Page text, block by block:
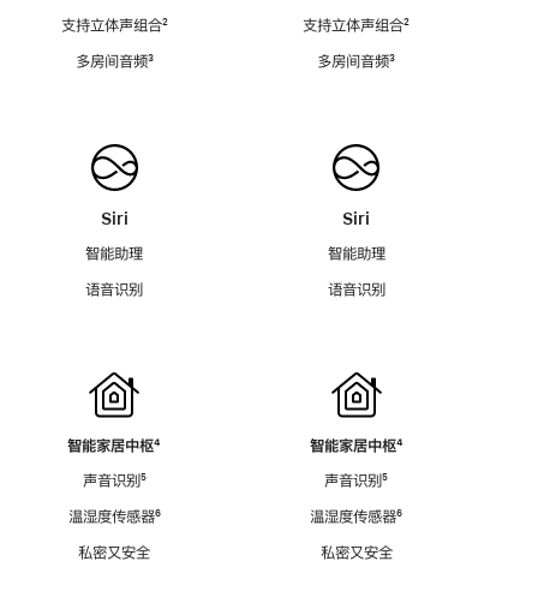
支持立体声组合脚
²
多房间音频脚
³
Siri
智能助理
语音识别
智能家居中枢脚
⁴
声音识别脚
⁵
温湿度传感器脚
⁶
私密又安全
支持立体声组合脚
²
多房间音频脚
³
Siri
智能助理
语音识别
智能家居中枢脚
⁴
声音识别脚
⁵
温湿度传感器脚
⁶
私密又安全